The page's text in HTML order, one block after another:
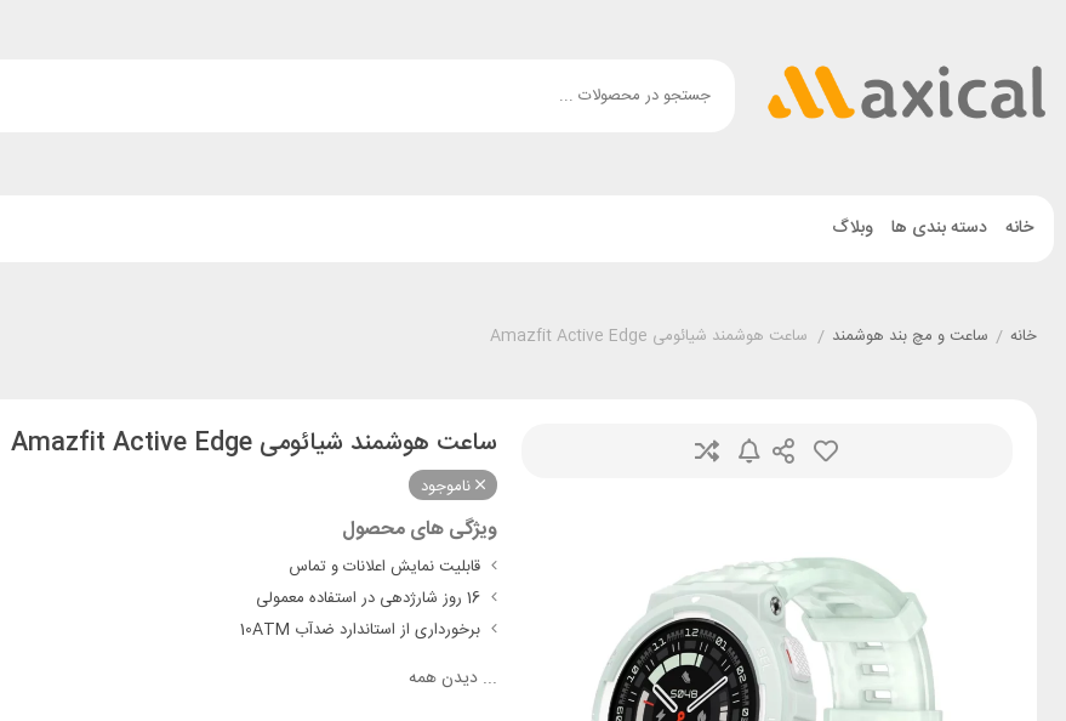
خانه دسته بندی ها وبلاگ
خانه / ساعت و مچ بند هوشمند / ساعت هوشمند شیائومی Amazfit Active Edge
ساعت هوشمند شیائومی Amazfit Active Edge
ناموجود
ویژگی های محصول
قابلیت نمایش اعلانات و تماس
16 روز شارژدهی در استفاده معمولی
برخورداری از استاندارد ضدآب 10ATM
...دیدن همه